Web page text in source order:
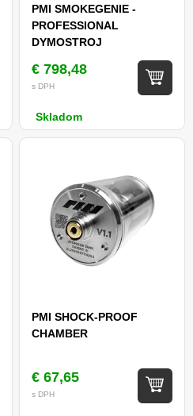
PMI SMOKEGENIE -
PROFESSIONAL
DYMOSTROJ
€ 798,48
s DPH
Skladom
PMI SHOCK-PROOF
CHAMBER
€ 67,65
s DPH